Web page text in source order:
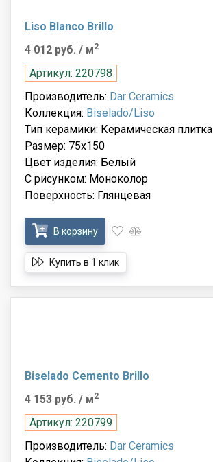
Liso Blanco Brillo
4 012 руб. / м2
Артикул: 220798
Производитель: Dar Ceramics
Коллекция: Biselado/Liso
Тип керамики: Керамическая плитка
Размер: 75x150
Цвет изделия: Белый
С рисунком: Моноколор
Поверхность: Глянцевая
В корзину
Купить в 1 клик
Biselado Cemento Brillo
4 153 руб. / м2
Артикул: 220799
Производитель: Dar Ceramics